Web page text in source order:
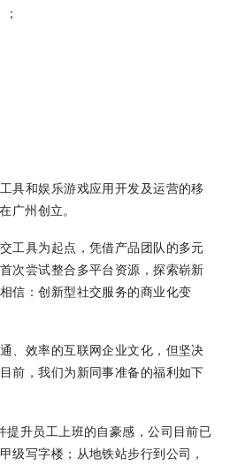
具和娱乐游戏应用开发及运营的移
广州创立。
工具为起点，凭借产品团队的多元
次尝试整合多平台资源，探索崭新
信：创新型社交服务的商业化变
、效率的互联网企业文化，但坚决
前，我们为新同事准备的福利如下
提升员工上班的自豪感，公司目前已
级写字楼；从地铁站步行到公司，